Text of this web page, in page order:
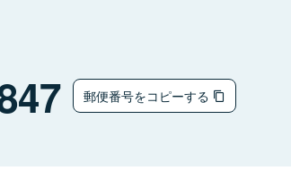
郵便番号をコピーする